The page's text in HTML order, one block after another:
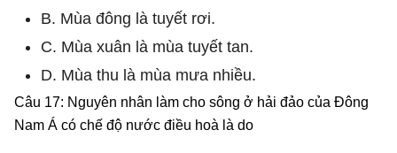
B. Mùa đông là tuyết rơi.
C. Mùa xuân là mùa tuyết tan.
D. Mùa thu là mùa mưa nhiều.
Câu 17: Nguyên nhân làm cho sông ở hải đảo của Đông
Nam Á có chế độ nước điều hoà là do